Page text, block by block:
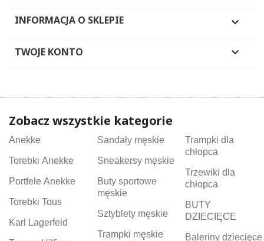
INFORMACJA O SKLEPIE 
TWOJE KONTO 
Zobacz wszystkie kategorie
Anekke
Torebki Anekke
Portfele Anekke
Torebki Tous
Karl Lagerfeld
Sandały męskie
Sneakersy męskie
Buty sportowe
męskie
Sztyblety męskie
Trampki męskie
Trampki dla
chłopca
Trzewiki dla
chłopca
BUTY
DZIECIĘCE
Baleriny dziecięce